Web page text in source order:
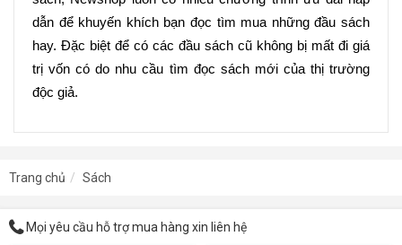
dẫn để khuyến khích bạn đọc tìm mua những đầu sách
hay. Đặc biệt để có các đầu sách cũ không bị mất đi giá
trị vốn có do nhu cầu tìm đọc sách mới của thị trường
độc giả.
Trang chủ Sách
Mọi yêu cầu hỗ trợ mua hàng xin liên hệ